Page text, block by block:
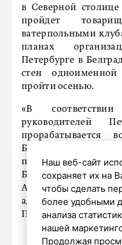
в Северной
пройдет
ватерпольными
планах
Петербурге в
стен
пройти осенью.
«В
руководителей
прорабатывается
Белграду детской
предполагается
Белград, –
Аналогичный
администрацией
Петербурга и
Наш веб-сайт
сохраняет их на
чтобы сделать
более удобными
анализа
нашей
Продолжая